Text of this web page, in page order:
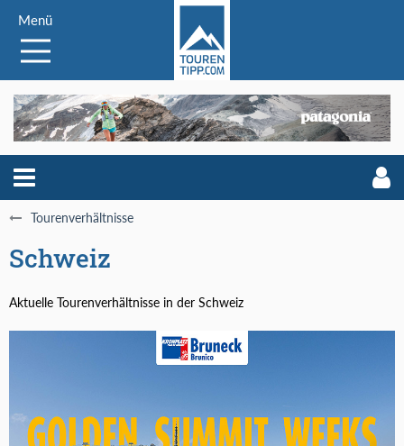
Menü
Tourenverhältnisse
Schweiz
Aktuelle Tourenverhältnisse in der Schweiz